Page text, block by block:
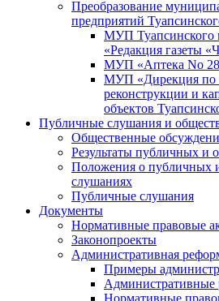
Преобразование
предприятий
МУП Туапсинского
«Редакция газеты
МУП «Аптека No
МУП «Дирекция по
реконструкции и
объектов
Публичные слушания и
Общественные
Результаты публичных и
Положения о публичных
слушаниях
Публичные слушания
Документы
Нормативные правовые
Законопроекты
Административная
Примеры
Административные
Нормативные